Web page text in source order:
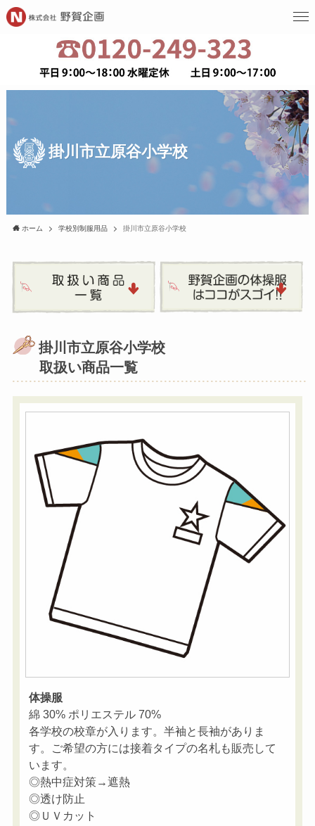
掛川市立原谷小学校
ホーム 学校別制服用品 掛川市立原谷小学校
掛川市立原谷小学校
取扱い商品一覧
体操服
綿 30% ポリエステル 70%
各学校の校章が入ります。半袖と長袖がありま
す。ご希望の方には接着タイプの名札も販売して
います。
◎熱中症対策→遮熱
◎透け防止
◎ＵＶカット